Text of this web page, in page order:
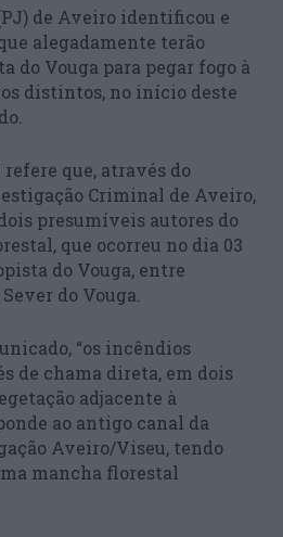
de Aveiro identificou e
alegadamente terão
do Vouga para pegar fogo à
distintos, no início deste
que, através do
Criminal de Aveiro,
presumíveis autores do
que ocorreu no dia 03
do Vouga, entre
do Vouga.
“os incêndios
de chama direta, em dois
adjacente à
ao antigo canal da
Aveiro/Viseu, tendo
mancha florestal